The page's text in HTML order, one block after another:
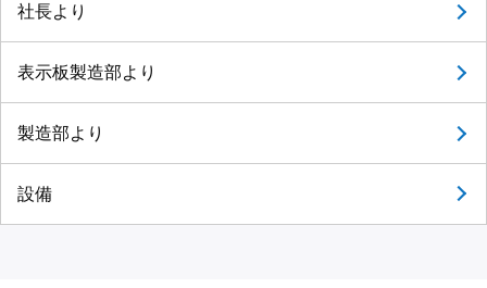
社長より
表示板製造部より
製造部より
設備